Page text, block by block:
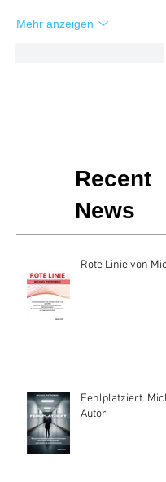
Mehr anzeigen
Recent
News
Rote Linie von
Fehlplatziert. Michael Pietrowski —
Autor